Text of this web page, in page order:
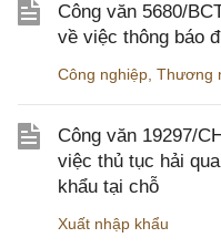
Công văn 5680/
về việc thông báo
Công nghiệp Thương
Công văn 19297/
việc thủ tục hải
khẩu tại chỗ
Xuất nhập khẩu